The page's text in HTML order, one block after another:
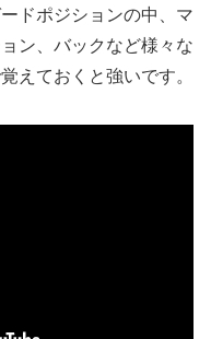
ドポジションの中、マ
ン、バックなど様々な
えておくと強いです。